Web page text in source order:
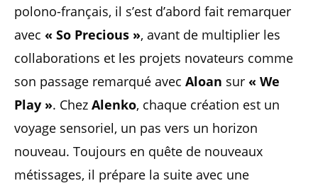
polono-français, il s’est d’abord fait remarquer
avec « So Precious », avant de multiplier les
collaborations et les projets novateurs comme
son passage remarqué avec Aloan sur « We
Play ». Chez Alenko, chaque création est un
voyage sensoriel, un pas vers un horizon
nouveau. Toujours en quête de nouveaux
métissages, il prépare la suite avec une